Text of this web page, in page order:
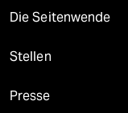
Die Seitenwende
Stellen
Presse